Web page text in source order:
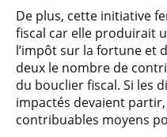
De plus, cette initiative
fiscal car elle produirait
l’impôt sur la fortune et
deux le nombre de
du bouclier fiscal. Si les
impactés devaient
contribuables moyens